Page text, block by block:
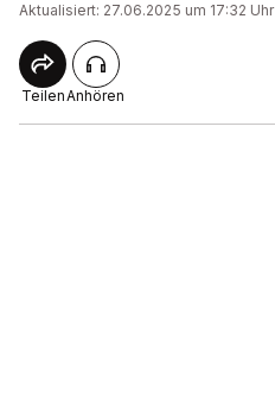
Aktualisiert: 27.06.2025 um 17:32 Uhr
TeilenAnhören